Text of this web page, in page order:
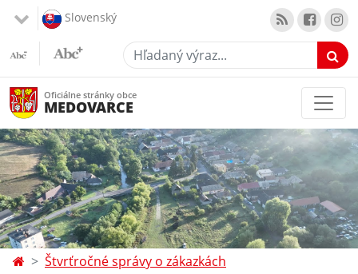
Slovenský
Hľadaný výraz...
Oficiálne stránky obce
MEDOVARCE
Štvrťročné správy o zákazkách